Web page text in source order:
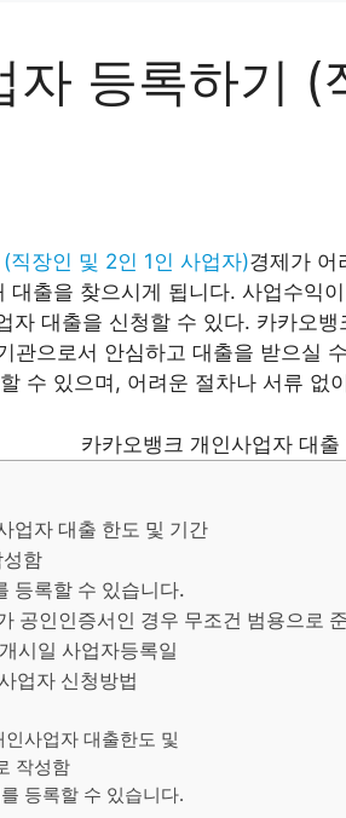
자 등록하기 (
직장인 및 2인 1인 사업자)경제가 어
대출을 찾으시게 됩니다. 사업수익
자 대출을 신청할 수 있다. 카카오
관으로서 안심하고 대출을 받으실
수 있으며, 어려운 절차나 서류 없
카카오뱅크 개인사업자 대
업자 대출 한도 및 기간
함
등록할 수 있습니다.
공인인증서인 경우 무조건 범용으로
시일 사업자등록일
업자 신청방법
사업자 대출한도 및
작성함
등록할 수 있습니다.